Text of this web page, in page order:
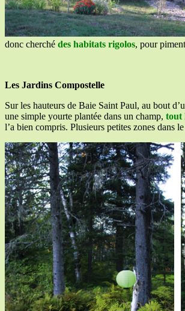
donc cherché des habitats rigolos, pour
Les Jardins Compostelle
Sur les hauteurs de Baie Saint Paul, au bout
une simple yourte plantée dans un champ, tout
l’a bien compris. Plusieurs petites zones dans